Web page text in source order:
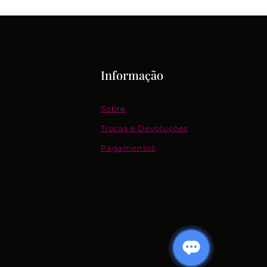
Informação
Sobre
Trocas e Devoluções
Pagamentos